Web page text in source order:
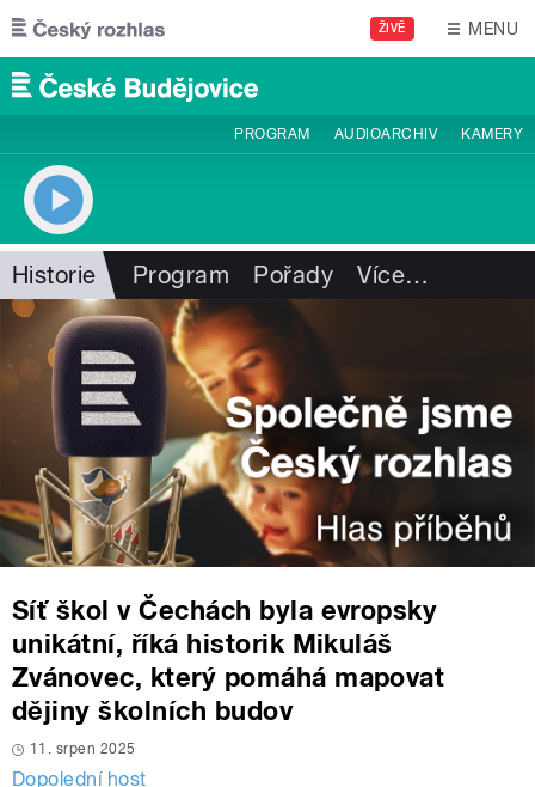
Přejít k hlavnímu obsahu
ŽIVĚ MENU
PROGRAM AUDIOARCHIV KAMERY
Historie Program Pořady Více…
Síť škol v Čechách byla evropsky
unikátní, říká historik Mikuláš
Zvánovec, který pomáhá mapovat
dějiny školních budov
11. srpen 2025
Dopolední host